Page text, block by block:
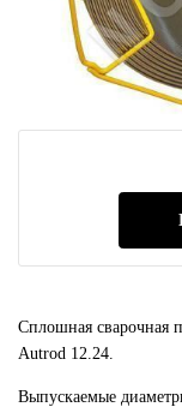
Сплошная сварочная
Autrod 12.24.
Выпускаемые